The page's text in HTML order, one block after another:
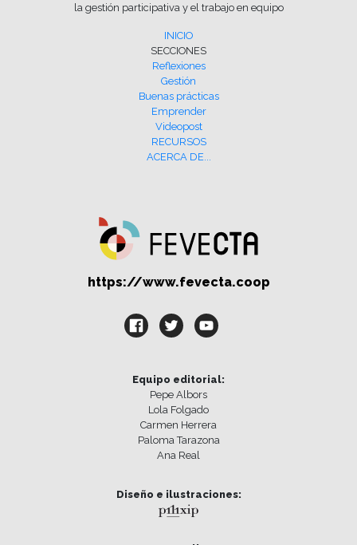
la gestión participativa y el trabajo en equipo
INICIO
SECCIONES
Reflexiones
Gestión
Buenas prácticas
Emprender
Videopost
RECURSOS
ACERCA DE...
https://www.fevecta.coop
Equipo editorial:
Pepe Albors
Lola Folgado
Carmen Herrera
Paloma Tarazona
Ana Real
Diseño e ilustraciones: